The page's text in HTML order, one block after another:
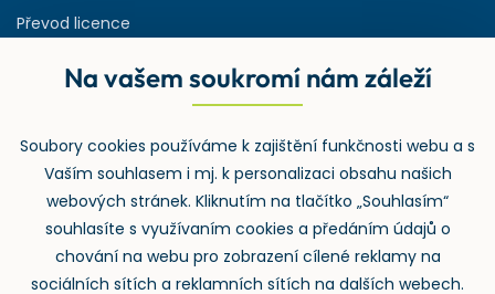
Převod licence
Rejstřík používaných zkratek v odpadech
Zpětný odběr
Na vašem soukromí nám záleží
Soubory cookies používáme k zajištění funkčnosti webu a s
Vaším souhlasem i mj. k personalizaci obsahu našich
webových stránek. Kliknutím na tlačítko „Souhlasím“
souhlasíte s využívaním cookies a předáním údajů o
chování na webu pro zobrazení cílené reklamy na
sociálních sítích a reklamních sítích na dalších webech.